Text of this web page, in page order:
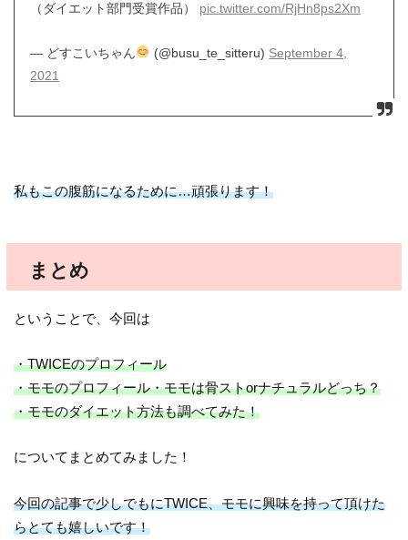
（ダイエット部門受賞作品） pic.twitter.com/RjHn8ps2Xm
— どすこいちゃん (@busu_te_sitteru) September 4,
2021
私もこの腹筋になるために…頑張ります！
まとめ
ということで、今回は
・TWICEのプロフィール
・モモのプロフィール・モモは骨ストorナチュラルどっち？
・モモのダイエット方法も調べてみた！
についてまとめてみました！
今回の記事で少しでもにTWICE、モモに興味を持って頂けた
らとても嬉しいです！